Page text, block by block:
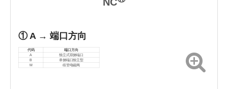
① A → 端口方向
代码
端口方向
A
独立式双侧端口
B
单侧端口独立型
M
歧管电磁阀